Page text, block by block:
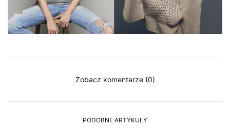
Zobacz komentarze (0)
PODOBNE ARTYKUŁY